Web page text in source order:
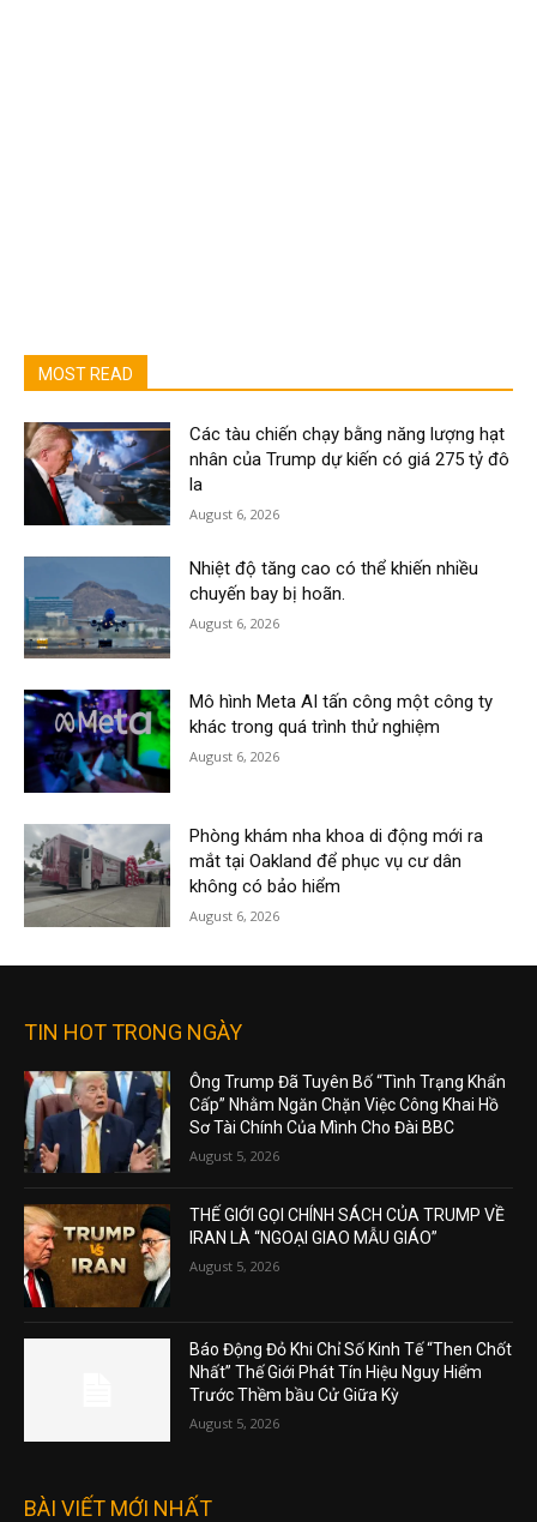
MOST READ
Các tàu chiến chạy bằng năng lượng hạt
nhân của Trump dự kiến có giá 275 tỷ đô
la
August 6, 2026
Nhiệt độ tăng cao có thể khiến nhiều
chuyến bay bị hoãn.
August 6, 2026
Mô hình Meta AI tấn công một công ty
khác trong quá trình thử nghiệm
August 6, 2026
Phòng khám nha khoa di động mới ra
mắt tại Oakland để phục vụ cư dân
không có bảo hiểm
August 6, 2026
TIN HOT TRONG NGÀY
Ông Trump Đã Tuyên Bố “Tình Trạng Khẩn
Cấp” Nhằm Ngăn Chặn Việc Công Khai Hồ
Sơ Tài Chính Của Mình Cho Đài BBC
August 5, 2026
THẾ GIỚI GỌI CHÍNH SÁCH CỦA TRUMP VỀ
IRAN LÀ “NGOẠI GIAO MẪU GIÁO”
August 5, 2026
Báo Động Đỏ Khi Chỉ Số Kinh Tế “Then Chốt
Nhất” Thế Giới Phát Tín Hiệu Nguy Hiểm
Trước Thềm bầu Cử Giữa Kỳ
August 5, 2026
BÀI VIẾT MỚI NHẤT